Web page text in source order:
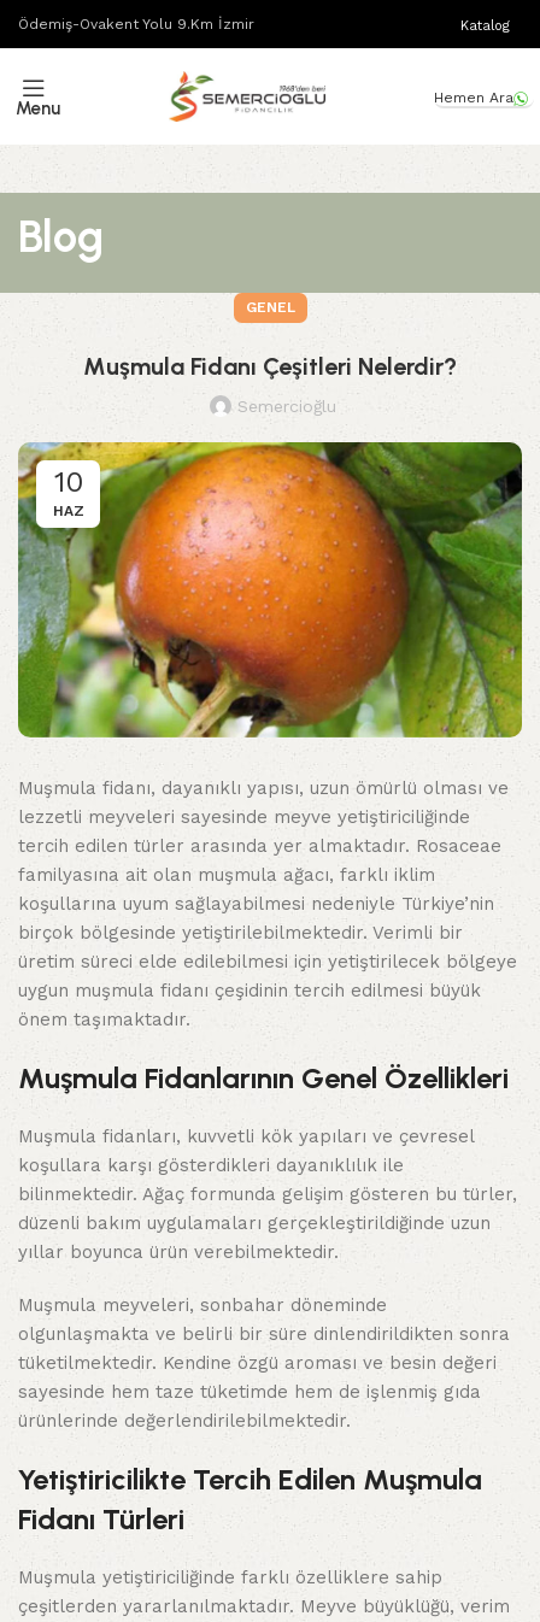
Ödemiş-Ovakent Yolu 9.Km İzmir Katalog
Menu Hemen Ara
Blog
GENEL
Muşmula Fidanı Çeşitleri Nelerdir?
Semercioğlu
10
HAZ
Muşmula fidanı, dayanıklı yapısı, uzun ömürlü olması ve
lezzetli meyveleri sayesinde meyve yetiştiriciliğinde
tercih edilen türler arasında yer almaktadır. Rosaceae
familyasına ait olan muşmula ağacı, farklı iklim
koşullarına uyum sağlayabilmesi nedeniyle Türkiye’nin
birçok bölgesinde yetiştirilebilmektedir. Verimli bir
üretim süreci elde edilebilmesi için yetiştirilecek bölgeye
uygun muşmula fidanı çeşidinin tercih edilmesi büyük
önem taşımaktadır.
Muşmula Fidanlarının Genel Özellikleri
Muşmula fidanları, kuvvetli kök yapıları ve çevresel
koşullara karşı gösterdikleri dayanıklılık ile
bilinmektedir. Ağaç formunda gelişim gösteren bu türler,
düzenli bakım uygulamaları gerçekleştirildiğinde uzun
yıllar boyunca ürün verebilmektedir.
Muşmula meyveleri, sonbahar döneminde
olgunlaşmakta ve belirli bir süre dinlendirildikten sonra
tüketilmektedir. Kendine özgü aroması ve besin değeri
sayesinde hem taze tüketimde hem de işlenmiş gıda
ürünlerinde değerlendirilebilmektedir.
Yetiştiricilikte Tercih Edilen Muşmula
Fidanı Türleri
Muşmula yetiştiriciliğinde farklı özelliklere sahip
çeşitlerden yararlanılmaktadır. Meyve büyüklüğü, verim